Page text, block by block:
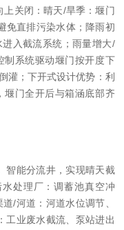
上关闭：晴天/旱季：堰门
免直排污染水体；降雨初
入截流系统；雨量增大/
制系统驱动堰门按开度下
灌；下开式设计优势：利
堰门全开后与箱涵底部齐
智能分流井，实现晴天截
处理厂：调蓄池真空冲
/河道：河道水位调节、
工业废水截流、泵站进出